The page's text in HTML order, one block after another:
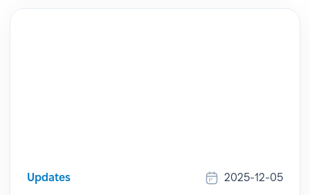
Updates 2025-12-05